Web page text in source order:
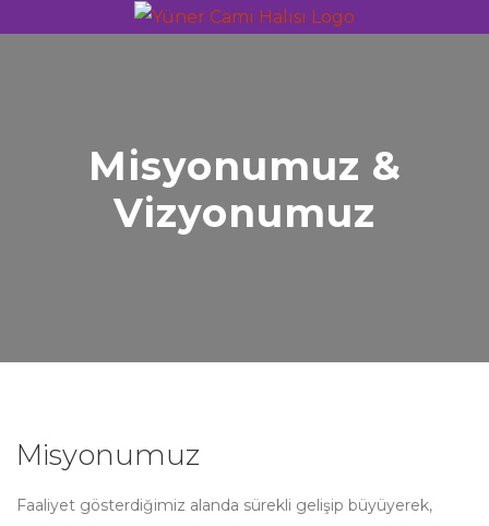
Misyonumuz &
Vizyonumuz
Misyonumuz
Faaliyet gösterdiğimiz alanda sürekli gelişip büyüyerek,